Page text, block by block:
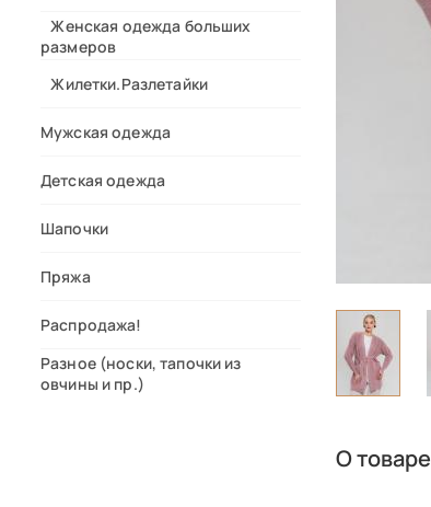
Женская одежда больших
размеров
Жилетки.Разлетайки
Мужская одежда
Детская одежда
Шапочки
Пряжа
Распродажа!
Разное (носки, тапочки из
овчины и пр.)
О товаре